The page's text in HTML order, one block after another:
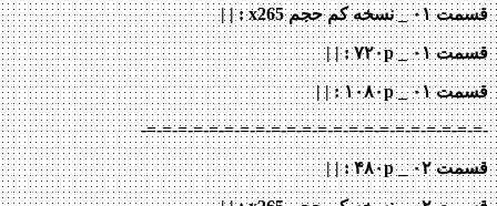
قسمت ۰۱ _ نسخه کم حجم x265 : | |
قسمت ۰۱ _ ۷۲۰p : | |
قسمت ۰۱ _ ۱۰۸۰p
: | |
-=-=-=-=-=-=-=-=-=-=-=-=-=-=-=-=-=-=-=-=-=-=-
قسمت ۰۲ _ ۴۸۰p : | |